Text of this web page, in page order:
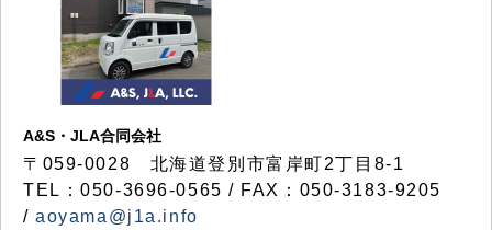
A&S・JLA合同会社
〒 059-0028 北海道登別市富岸町2丁目 8-1
TEL：050-3696-0565 / FAX：050-3183-9205
/aoyama@j1a.info